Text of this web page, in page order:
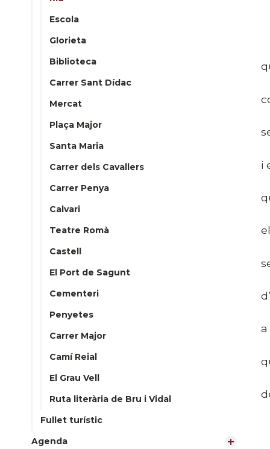
Escola
Glorieta
Biblioteca
Carrer Sant Dídac
Mercat
Plaça Major
Santa Maria
Carrer dels Cavallers
Carrer Penya
Calvari
Teatre Romà
Castell
El Port de Sagunt
Cementeri
Penyetes
Carrer Major
Camí Reial
El Grau Vell
Ruta literària de Bru i Vidal
Fullet turístic
Agenda
i
a